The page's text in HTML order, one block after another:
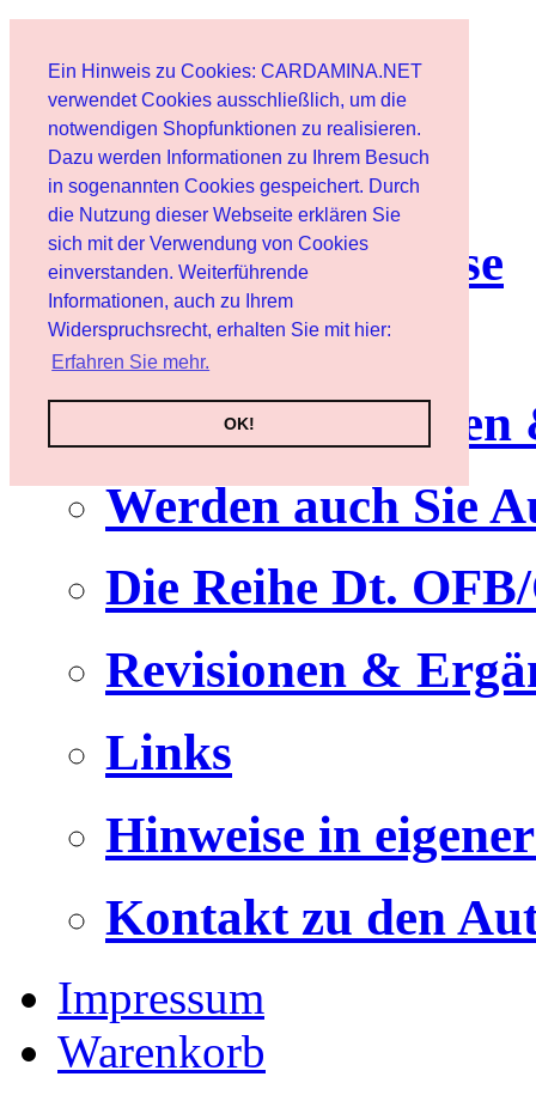
Ein Hinweis zu Cookies: CARDAMINA.NET
verwendet Cookies ausschließlich, um die
notwendigen Shopfunktionen zu realisieren.
Dazu werden Informationen zu Ihrem Besuch
in sogenannten Cookies gespeichert. Durch
die Nutzung dieser Webseite erklären Sie
sich mit der Verwendung von Cookies
einverstanden. Weiterführende
Informationen, auch zu Ihrem
Widerspruchsrecht, erhalten Sie mit hier:
Erfahren Sie mehr.
OK!
Benutzer
Newsletter
Nutzungshinweise
Service
Werden auch Sie
Die Reihe Dt.
Revisionen &
Links
Hinweise in
Kontakt zu den
Impressum
Warenkorb